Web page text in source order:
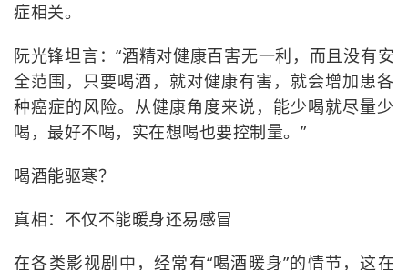
症相关。
阮光锋坦言：“酒精对健康百害无一利，而且没有安
全范围，只要喝酒，就对健康有害，就会增加患各
种癌症的风险。从健康角度来说，能少喝就尽量少
喝，最好不喝，实在想喝也要控制量。”
喝酒能驱寒？
真相：不仅不能暖身还易感冒
在各类影视剧中，经常有“喝酒暖身”的情节，这在